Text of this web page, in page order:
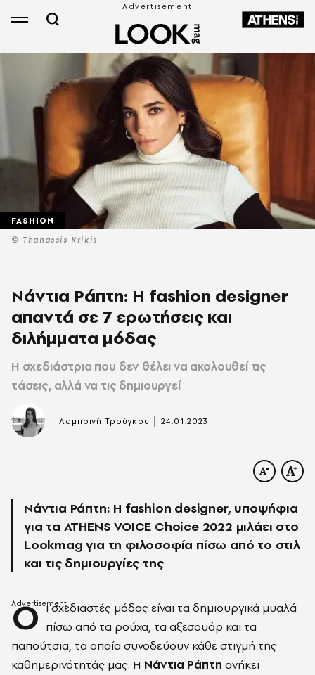
© Thanassis Krikis
FASHION
Νάντια Ράπτη: Η fashion designer
απαντά σε 7 ερωτήσεις και
διλήμματα μόδας
Η σχεδιάστρια που δεν θέλει να ακολουθεί τις
τάσεις, αλλά να τις δημιουργεί
Λαμπρινή Τρούγκου |24.01.2023
Νάντια Ράπτη: Η fashion designer, υποψήφια
για τα ATHENS VOICE Choice 2022 μιλάει στο
Lookmag για τη φιλοσοφία πίσω από το στιλ
και τις δημιουργίες της
Ο ι σχεδιαστές μόδας είναι τα δημιουργικά μυαλά
πίσω από τα ρούχα, τα αξεσουάρ και τα
παπούτσια, τα οποία συνοδεύουν κάθε στιγμή της
καθημερινότητάς μας. Η Νάντια Ράπτη ανήκει